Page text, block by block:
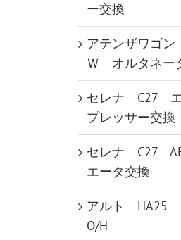
ー交換
アテンザワゴ
Ｗ オルタネー
セレナ C27 エ
プレッサー交換
セレナ C27
エータ交換
アルト HA25
O/H